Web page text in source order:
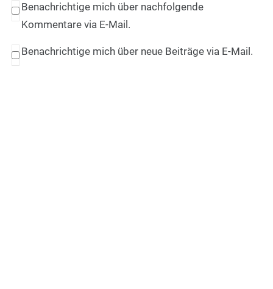
Benachrichtige mich über nachfolgende
Kommentare via E-Mail.
Benachrichtige mich über neue Beiträge via E-Mail.